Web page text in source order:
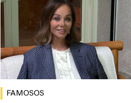
FAMOSOS